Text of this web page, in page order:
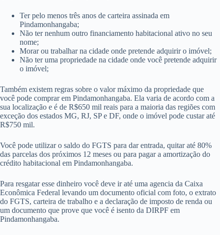
Ter pelo menos três anos de carteira assinada em
Pindamonhangaba;
Não ter nenhum outro financiamento habitacional ativo no seu
nome;
Morar ou trabalhar na cidade onde pretende adquirir o imóvel;
Não ter uma propriedade na cidade onde você pretende adquirir
o imóvel;
Também existem regras sobre o valor máximo da propriedade que
você pode comprar em Pindamonhangaba. Ela varia de acordo com a
sua localização e é de R$650 mil reais para a maioria das regiões com
exceção dos estados MG, RJ, SP e DF, onde o imóvel pode custar até
R$750 mil.
Você pode utilizar o saldo do FGTS para dar entrada, quitar até 80%
das parcelas dos próximos 12 meses ou para pagar a amortização do
crédito habitacional em Pindamonhangaba.
Para resgatar esse dinheiro você deve ir até uma agencia da Caixa
Econômica Federal levando um documento oficial com foto, o extrato
do FGTS, carteira de trabalho e a declaração de imposto de renda ou
um documento que prove que você é isento da DIRPF em
Pindamonhangaba.